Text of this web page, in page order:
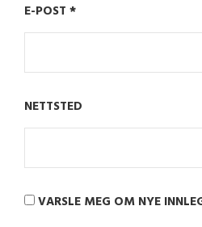
E-POST *
NETTSTED
VARSLE MEG OM NYE